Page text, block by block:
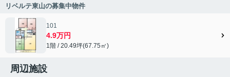
リベルテ東山の募集中物件
101
4.9万円
1階 / 20.49坪(67.75㎡)
周辺施設